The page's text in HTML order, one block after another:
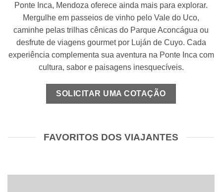
Ponte Inca, Mendoza oferece ainda mais para explorar.
Mergulhe em passeios de vinho pelo Vale do Uco,
caminhe pelas trilhas cênicas do Parque Aconcágua ou
desfrute de viagens gourmet por Luján de Cuyo. Cada
experiência complementa sua aventura na Ponte Inca com
cultura, sabor e paisagens inesquecíveis.
SOLICITAR UMA COTAÇÃO
FAVORITOS DOS VIAJANTES